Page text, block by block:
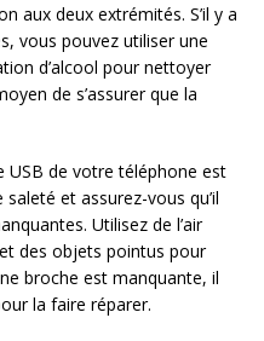
aux deux extrémités. S’il y a
vous pouvez utiliser une
d’alcool pour nettoyer
de s’assurer que la
USB de votre téléphone est
et assurez-vous qu’il
Utilisez de l’air
des objets pointus pour
broche est manquante, il
la faire réparer.